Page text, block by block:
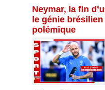
Neymar, la fin
le génie
polémique